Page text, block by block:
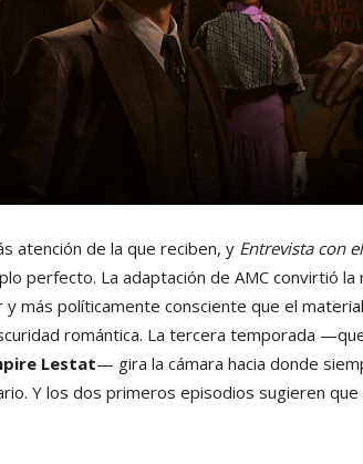
atención de la que reciben, y Entrevista con
perfecto. La adaptación de AMC convirtió la
más políticamente consciente que el
romántica. La tercera temporada
Lestat— gira la cámara hacia donde
Y los dos primeros episodios sugieren